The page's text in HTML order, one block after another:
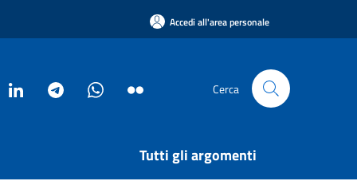
Accedi all'area personale
Cerca
Tutti gli argomenti